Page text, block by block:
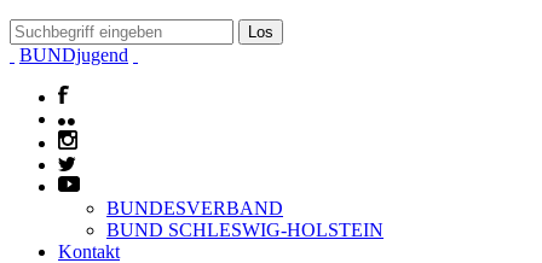
BUNDjugend
BUNDESVERBAND
BUND SCHLESWIG-HOLSTEIN
Kontakt